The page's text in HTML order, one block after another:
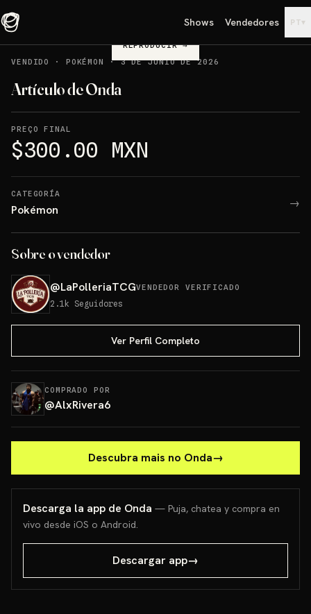
Shows Vendedores PT▾
REPRODUCIR→
VENDIDO
· POKÉMON ·3 DE JUNIO DE 2026
Artículo de Onda
PREÇO FINAL
$300.00 MXN
CATEGORÍA
Pokémon →
Sobre o vendedor
@LaPolleriaTCGVENDEDOR VERIFICADO
2.1k Seguidores
Ver Perfil Completo
COMPRADO POR
@AlxRivera6
Descubra mais no Onda→
Descarga la app de Onda — Puja, chatea y compra en
vivo desde iOS o Android.
Descargar app→